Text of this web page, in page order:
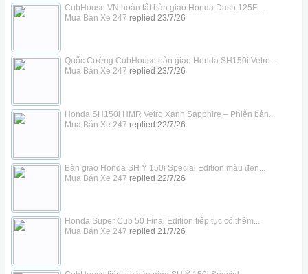
CubHouse VN hoàn tất bàn giao Honda Dash 125Fi...
Mua Bán Xe 247 replied 23/7/26
Quốc Cường CubHouse bàn giao Honda SH150i Vetro...
Mua Bán Xe 247 replied 23/7/26
Honda SH150i HMR Vetro Xanh Sapphire – Phiên bản...
Mua Bán Xe 247 replied 22/7/26
Bàn giao Honda SH Ý 150i Special Edition màu đen...
Mua Bán Xe 247 replied 22/7/26
Honda Super Cub 50 Final Edition tiếp tục có thêm...
Mua Bán Xe 247 replied 21/7/26